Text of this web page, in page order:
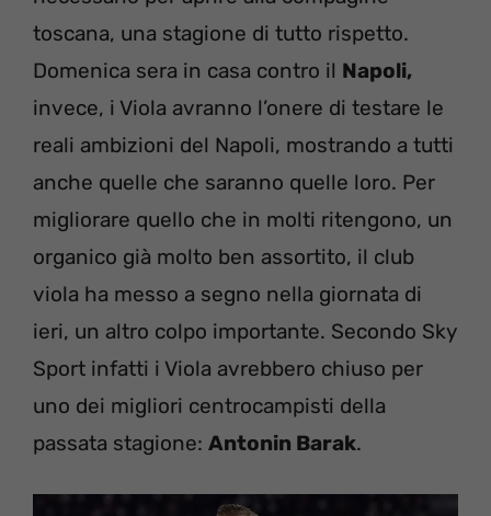
toscana, una stagione di tutto rispetto.
Domenica sera in casa contro il Napoli,
invece, i Viola avranno l’onere di testare le
reali ambizioni del Napoli, mostrando a tutti
anche quelle che saranno quelle loro. Per
migliorare quello che in molti ritengono, un
organico già molto ben assortito, il club
viola ha messo a segno nella giornata di
ieri, un altro colpo importante. Secondo Sky
Sport infatti i Viola avrebbero chiuso per
uno dei migliori centrocampisti della
passata stagione: Antonin Barak.